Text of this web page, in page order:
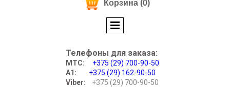
Корзина (0)
Телефоны для заказа:
МТС:
+375 (29) 700-90-50
А1:
+375 (29) 162-90-50
Viber: +375 (29) 700-90-50